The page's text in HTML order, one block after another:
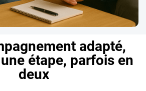
adapté,
étape, parfois en
deux